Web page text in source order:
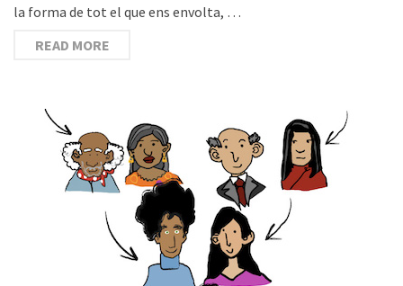
la forma de tot el que ens envolta, …
READ MORE